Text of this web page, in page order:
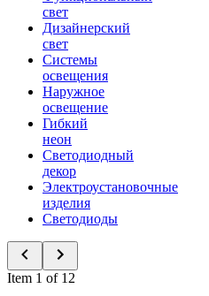
свет
Дизайнерский
свет
Системы
освещения
Наружное
освещение
Гибкий
неон
Светодиодный
декор
Электроустановочные
изделия
Светодиоды
Item 1 of 12